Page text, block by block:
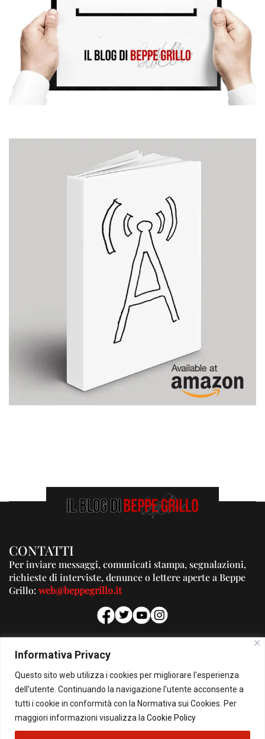
Informativa Privacy
Questo sito web utilizza i cookies per migliorare l'esperienza
dell'utente. Continuando la navigazione l'utente acconsente a
tutti i cookie in conformità con la Normativa sui Cookies. Per
maggiori informazioni visualizza la Cookie Policy
CONTATTI
Per inviare messaggi, comunicati stampa, segnalazioni,
richieste di interviste, denunce o lettere aperte a Beppe
Grillo:web@beppegrillo.it
PUBBLICITA'
Per la tua pubblicità su questo Blog:
pubblicita@beppegrillo.it
HOMEPAGE COOKIE POLICY PRIVACY POLICY CONTATTI